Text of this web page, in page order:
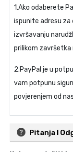
1.Ako odaberete
ispunite adresu za
izvršavanju
prilikom završetka
2.PayPal je u
vam potpunu
povjerenjem od
Pitanja I